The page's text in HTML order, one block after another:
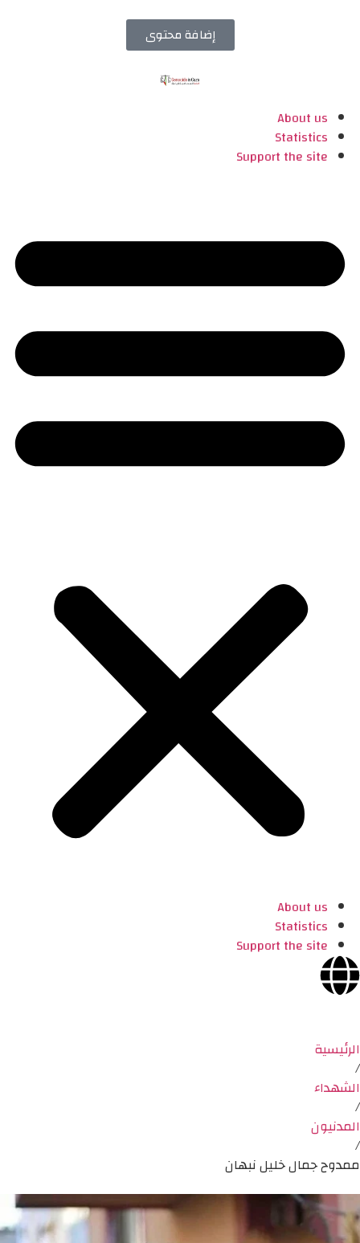
إضافة محتوى
About us
Statistics
Support the site
About us
Statistics
Support the site
الرئيسية
/
الشهداء
/
المدنيون
/
ممدوح جمال خليل نبهان